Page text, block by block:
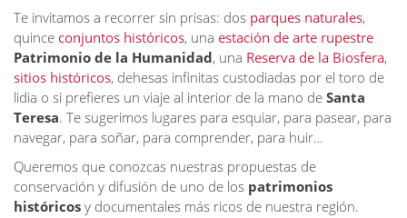
Te invitamos a recorrer sin prisas: dos parques naturales,
quince conjuntos históricos, una estación de arte rupestre
Patrimonio de la Humanidad, una Reserva de la Biosfera,
sitios históricos, dehesas infinitas custodiadas por el toro de
lidia o si prefieres un viaje al interior de la mano deSanta
Teresa. Te sugerimos lugares para esquiar, para pasear, para
navegar, para soñar, para comprender, para huir…
Queremos que conozcas nuestras propuestas de
conservación y difusión de uno de los patrimonios
históricosy documentales más ricos de nuestra región.